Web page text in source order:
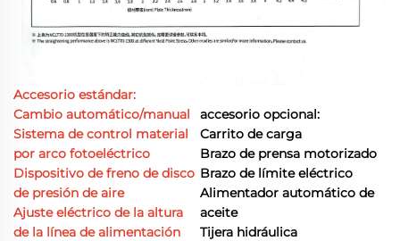
Accesorio estándar:
Cambio automático/manual
Sistema de control material
por arco fotoeléctrico
Dispositivo de freno de disco
de presión de aire
Ajuste eléctrico de la altura
de la línea de alimentación
accesorio opcional:
Carrito de carga
Brazo de prensa motorizado
Brazo de límite eléctrico
Alimentador automático de
aceite
Tijera hidráulica